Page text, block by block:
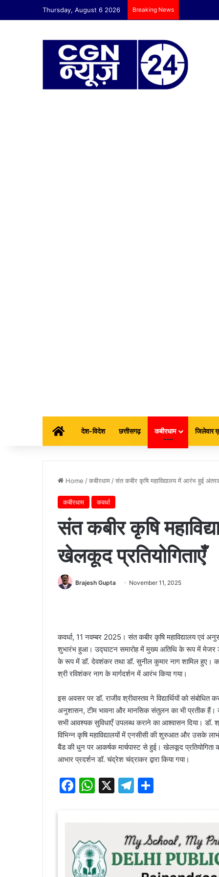
Thursday, August 6 2026 Breaking News
होम देश-विदेश छत्तीसगढ़ कबीरधाम जिलेवार
Home /कबीरधाम /संत कबीर कृषि महाविद्यालय में आरंभ हुई
कबीरधाम कवर्धा
संत कबीर कृषि
खेलकूद प्रतियोगिताएँ
Brajesh Gupta November 11, 2025
कवर्धा, 11 नवम्बर 2025। संत कबीर कृषि महाविद्यालय एवं
शुभारंभ हुआ। उद्घाटन समारोह में मुख्य अतिथि के रूप में मेजर
के रूप में डॉ. देवशंकर तथा डॉ. सुनील कुमार नाग शामिल हुए।
श्री रविशंकर नाग के मार्गदर्शन में आरंभ किया गया।
इस अवसर पर डॉ. राजीव श्रीवास्तव ने विद्यार्थियों को
अनुशासन, टीम भावना और मानसिक संतुलन का भी प्रतीक हैं।
सभी आवश्यक सुविधाएँ उपलब्ध कराने का आश्वासन दिया। डॉ.
विभिन्न कृषि महाविद्यालयों में एनसीसी की शुरुआत और उसके
बैंड की धुन पर आकर्षक मार्चपास्ट से हुई। खेलकूद
आभार प्रदर्शन डॉ. चंद्रेश चंद्राकर द्वारा किया गया।
F
b
o
W
A
p
X
T
gr
a
m
e